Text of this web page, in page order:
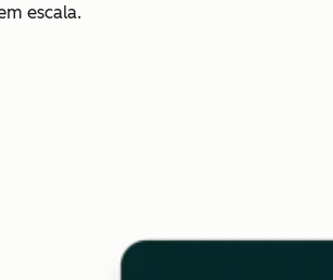
escala.